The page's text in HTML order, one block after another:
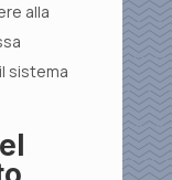
alla
sistema